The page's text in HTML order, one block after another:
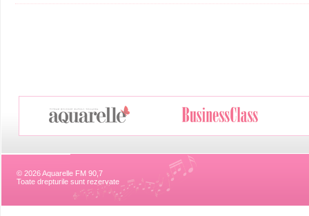
© 2026 Aquarelle FM 90,7
Toate drepturile sunt rezervate